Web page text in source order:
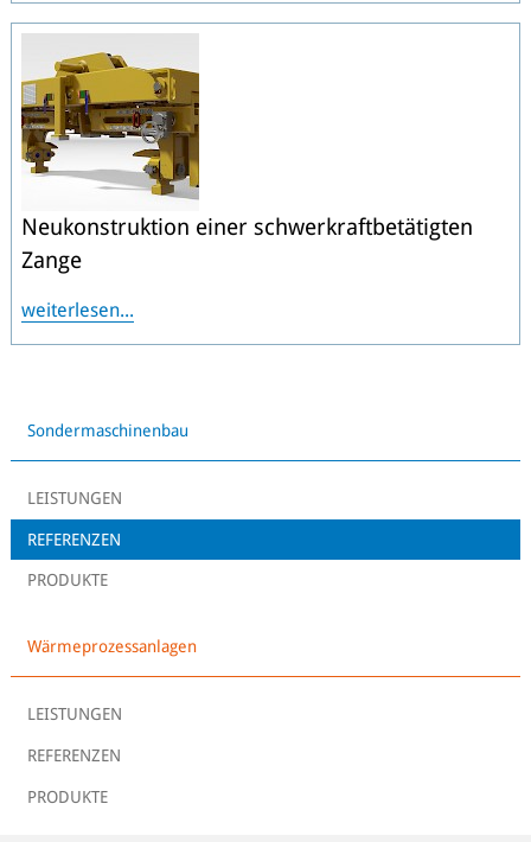
Neukonstruktion einer schwerkraftbetätigten
Zange
weiterlesen...
Sondermaschinenbau
LEISTUNGEN
REFERENZEN
PRODUKTE
Wärmeprozessanlagen
LEISTUNGEN
REFERENZEN
PRODUKTE